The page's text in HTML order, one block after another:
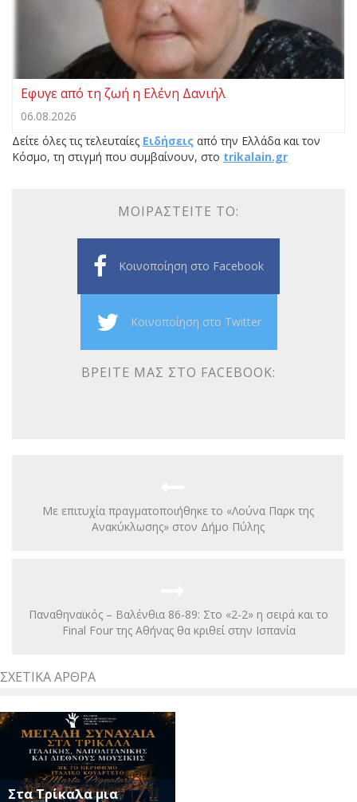
Εφυγε από τη ζωή η Ελένη Δανιήλ
06.08.2026
Δείτε όλες τις τελευταίες Ειδήσεις από την Ελλάδα και τον
Κόσμο, τη στιγμή που συμβαίνουν, στο trikalain.gr
ΜΟΙΡΑΣΤΕΊΤΕ ΤΟ:
Κοινοποίηση στο Facebook
Κοινοποίηση στο Twitter
ΒΡΕΊΤΕ ΜΑΣ ΣΤΟ FACEBOOK:
Με επιτυχία πραγματοποιήθηκε το «Λούνα Παρκ της
Ανακύκλωσης» στον Δήμο Πύλης
Παναθηναϊκός – Βαλένθια 86-89: Στο «2-2» η σειρά και το
Final Four της Αθήνας θα κριθεί στην Ισπανία
ΣΧΕΤΙΚΆ ΆΡΘΡΑ
Στα Τρίκαλα μια